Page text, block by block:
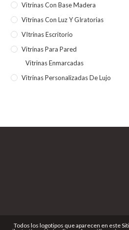
Vitrinas Con Base Madera
Vitrinas Con Luz Y GIratorias
VItrinas Escritorio
Vitrinas Para Pared
Vitrinas Enmarcadas
Vitrinas Personalizadas De Lujo
Todos los logotipos que aparecen en este